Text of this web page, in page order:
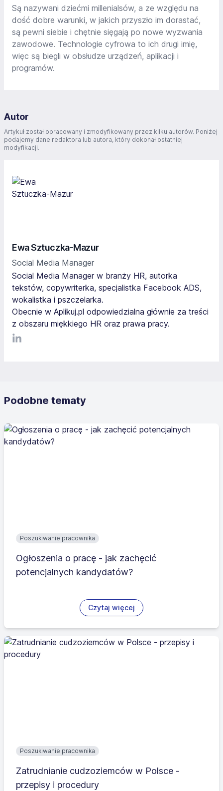
Są nazywani dziećmi millenialsów, a ze względu na
dość dobre warunki, w jakich przyszło im dorastać,
są pewni siebie i chętnie sięgają po nowe wyzwania
zawodowe. Technologie cyfrowa to ich drugi imię,
więc są biegli w obsłudze urządzeń, aplikacji i
programów.
Autor
Artykuł został opracowany i zmodyfikowany przez kilku autorów. Poniżej
podajemy dane redaktora lub autora, który dokonał ostatniej
modyfikacji.
Ewa Sztuczka-Mazur
Social Media Manager
Social Media Manager w branży HR, autorka
tekstów, copywriterka, specjalistka Facebook ADS,
wokalistka i pszczelarka.
Obecnie w Aplikuj.pl odpowiedzialna głównie za treści
z obszaru miękkiego HR oraz prawa pracy.
LinkediIn
Podobne tematy
Poszukiwanie pracownika
Ogłoszenia o pracę - jak zachęcić
potencjalnych kandydatów?
Czytaj więcej
Poszukiwanie pracownika
Zatrudnianie cudzoziemców w Polsce -
przepisy i procedury